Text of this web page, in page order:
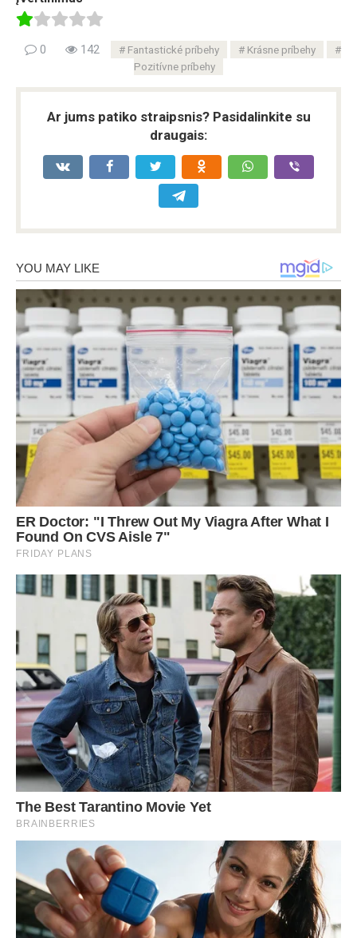
0 142 Fantastické príbehy
Krásne príbehy
Pozitívne príbehy
Ar jums patiko straipsnis? Pasidalinkite su
draugais: